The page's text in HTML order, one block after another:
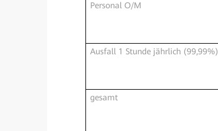
Personal O/M
Ausfall 1 Stunde jährlich (99,99%)
gesamt